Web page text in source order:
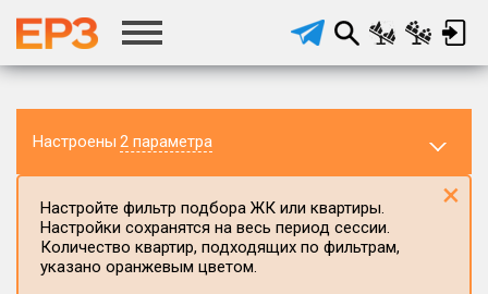
Настроены 2 параметра
Настройте фильтр подбора ЖК или квартиры.
Настройки сохранятся на весь период сессии.
Количество квартир, подходящих по фильтрам,
указано оранжевым цветом.
×